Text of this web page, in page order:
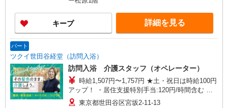
間も賃金（時給）を支給 ・特定事業所加算手
当:60円/時間 ・居住支援特別手当:120円/時間含む
※給与幅は資格・経験等による
キープ 詳細を見る
パート
ツクイ世田谷経堂（訪問入浴）
訪問入浴 介護スタッフ（オペレーター）
時給1,507円〜1,757円 ★土・祝日は時給100円
アップ！ ・居住支援特別手当:120円/時間含む ※
給与幅は資格・経験等による
東京都世田谷区宮坂2-11-13